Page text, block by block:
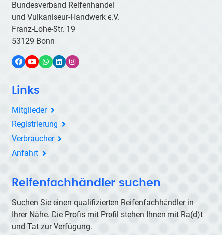
Bundesverband Reifenhandel
und Vulkaniseur-Handwerk e.V.
Franz-Lohe-Str. 19
53129 Bonn
FacebookYouTubeWhatsAppLinkedInInstagram
Links
Mitglieder
Registrierung
Verbraucher
Anfahrt
Reifenfachhändler suchen
Suchen Sie einen qualifizierten Reifenfachhändler in
Ihrer Nähe. Die Profis mit Profil stehen Ihnen mit Ra(d)t
und Tat zur Verfügung.